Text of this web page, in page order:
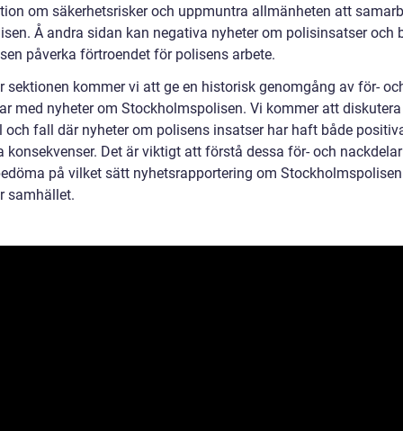
om säkerhetsrisker och uppmuntra allmänheten att
Å andra sidan kan negativa nyheter om polisinsatser och
påverka förtroendet för polisens arbete.
sektionen kommer vi att ge en historisk genomgång av för-
med nyheter om Stockholmspolisen. Vi kommer att
och fall där nyheter om polisens insatser har haft både
konsekvenser. Det är viktigt att förstå dessa för- och
på vilket sätt nyhetsrapportering om Stockholmspolisen
samhället.